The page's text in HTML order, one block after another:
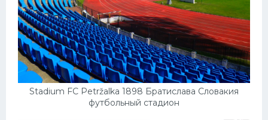
Stadium FC Petržalka 1898 Братислава Словакия
футбольный стадион